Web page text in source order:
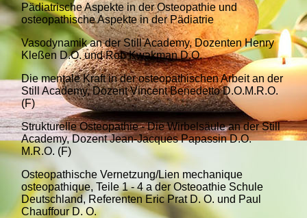
Pädiatrische Aspekte in der Osteopathie und
osteopathische Aspekte in der Pädiatrie
Vasodynamik an der Still Academy, Dozenten Henry
Kleßen D.O. und Rob Kwakman D.O.
Die mentale Kraft in der osteopathischen Arbeit an der
Still Academy, Dozent Vincent Benedetto D.O.M.R.O.
(F)
Strukturelle Osteopathie - Die Wirbelsäule an der Still
Academy, Dozent Jean-Jacques Papassin D.O.
M.R.O. (F)
Osteopathische Vernetzung/Lien mechanique
osteopathique, Teile 1 - 4 a der Osteoathie Schule
Deutschland, Referenten Eric Prat D. O. und Paul
Chauffour D. O.